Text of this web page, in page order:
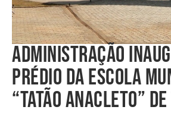
ADMINISTRAÇÃO
PRÉDIO DA ESCOLA
“TATÃO ANACLETO”